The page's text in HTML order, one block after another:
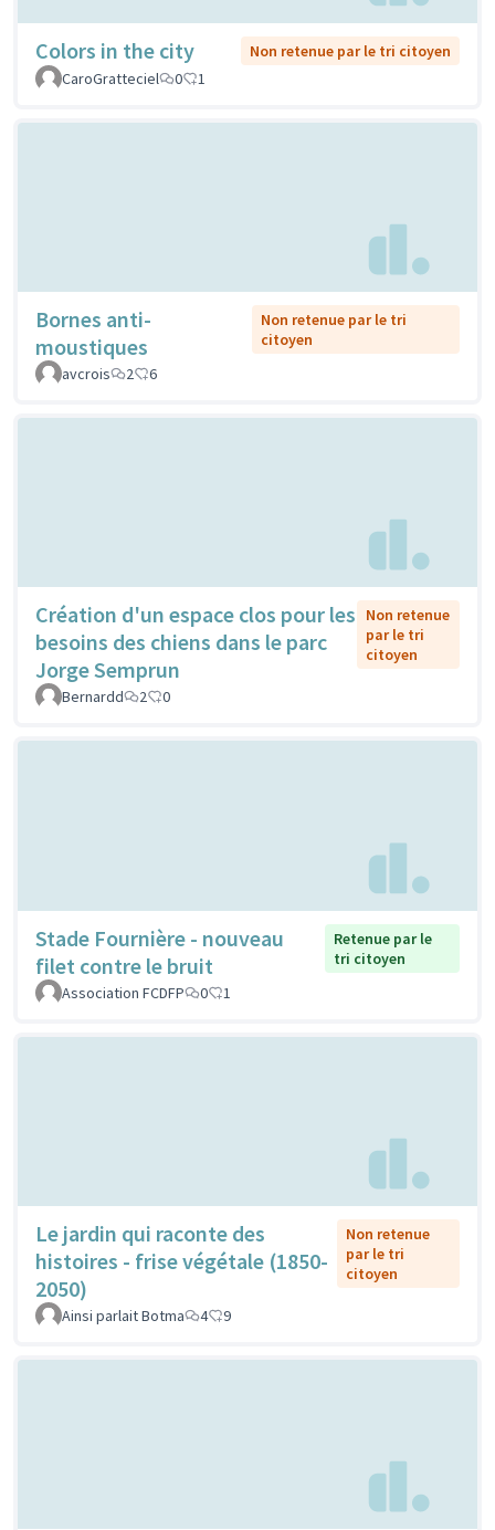
Colors in the city
Non retenue par le tri citoyen
CaroGratteciel
0 1
Bornes anti-
moustiques
Non retenue par le tri
citoyen
avcrois
2 6
Création d'un espace clos pour les
besoins des chiens dans le parc
Jorge Semprun
Non retenue
par le tri
citoyen
Bernardd 2 0
Stade Fournière - nouveau
filet contre le bruit
Retenue par le
tri citoyen
Association FCDFP
0 1
Le jardin qui raconte des
histoires - frise végétale (1850-
2050)
Non retenue
par le tri
citoyen
Ainsi parlait Botma 4 9